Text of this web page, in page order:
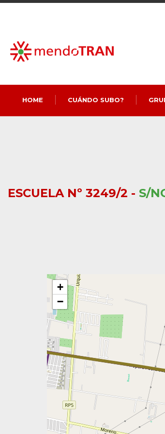
HOME CUÁNDO SUBO?
ESCUELA Nº 3249/2 - S/
+
−